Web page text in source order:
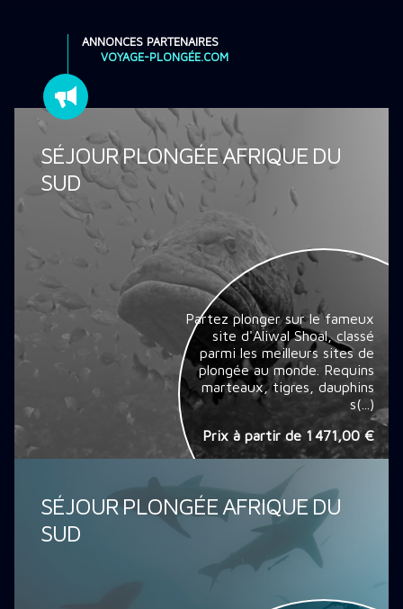
ANNONCES PARTENAIRES
VOYAGE-PLONGÉE.COM
SÉJOUR PLONGÉE AFRIQUE DU
SUD
Partez plonger sur le fameux
site d'Aliwal Shoal, classé
parmi les meilleurs sites de
plongée au monde. Requins
marteaux, tigres, dauphins
s(...)
Prix à partir de 1 471,00 €
SÉJOUR PLONGÉE AFRIQUE DU
SUD